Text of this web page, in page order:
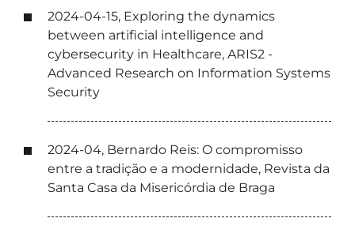
2024-04-15, Exploring the dynamics
between artificial intelligence and
cybersecurity in Healthcare, ARIS2 -
Advanced Research on Information Systems
Security
2024-04, Bernardo Reis: O compromisso
entre a tradição e a modernidade, Revista da
Santa Casa da Misericórdia de Braga